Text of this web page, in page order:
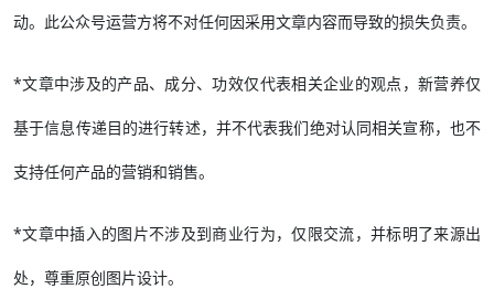
动。此公众号运营方将不对任何因采用文章内容而导致的损失负责。
*文章中涉及的产品、成分、功效仅代表相关企业的观点，新营养仅
基于信息传递目的进行转述，并不代表我们绝对认同相关宣称，也不
支持任何产品的营销和销售。
*文章中插入的图片不涉及到商业行为，仅限交流，并标明了来源出
处，尊重原创图片设计。